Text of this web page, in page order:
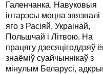
Галенчанка. Навуковыя
інтарэсы моцна звязвалі
яго з Расіяй, Украінай,
Польшчай і Літвою. На
працягу дзесяцігоддзяў
знаёміў суайчыннікаў з
мінулым Беларусі,